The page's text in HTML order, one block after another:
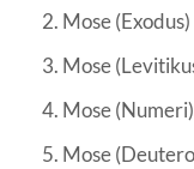
2. Mose (Exodus)
3. Mose
4. Mose (Numeri)
5. Mose